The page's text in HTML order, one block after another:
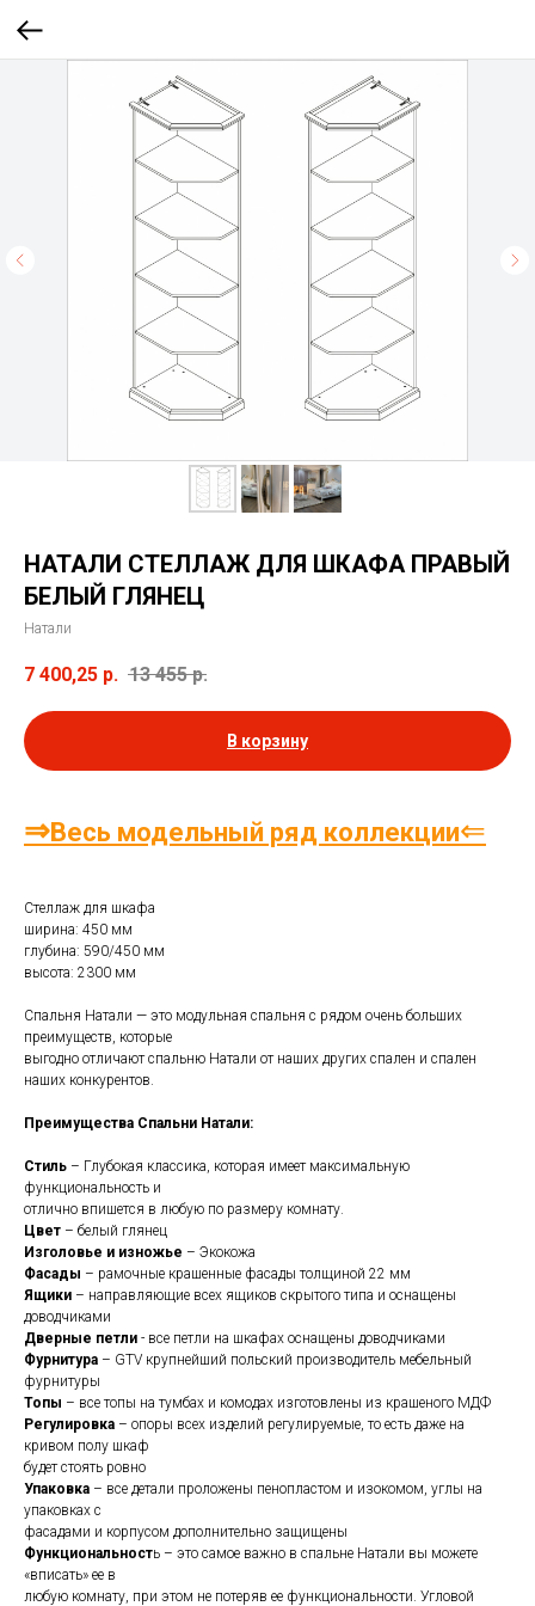
НАТАЛИ СТЕЛЛАЖ ДЛЯ ШКАФА ПРАВЫЙ
БЕЛЫЙ ГЛЯНЕЦ
Натали
7 400,25 р. 13 455 р.
В корзину
⇒Весь модельный ряд коллекции⇐
Стеллаж для шкафа
ширина: 450 мм
глубина: 590/450 мм
высота: 2300 мм
Спальня Натали — это модульная спальня с рядом очень больших
преимуществ, которые
выгодно отличают спальню Натали от наших других спален и спален
наших конкурентов.
Преимущества Спальни Натали:
Стиль – Глубокая классика, которая имеет максимальную
функциональность и
отлично впишется в любую по размеру комнату.
Цвет – белый глянец
Изголовье и изножье – Экокожа
Фасады – рамочные крашенные фасады толщиной 22 мм
Ящики – направляющие всех ящиков скрытого типа и оснащены
доводчиками
Дверные петли - все петли на шкафах оснащены доводчиками
Фурнитура – GTV крупнейший польский производитель мебельный
фурнитуры
Топы – все топы на тумбах и комодах изготовлены из крашеного МДФ
Регулировка – опоры всех изделий регулируемые, то есть даже на
кривом полу шкаф
будет стоять ровно
Упаковка – все детали проложены пенопластом и изокомом, углы на
упаковках с
фасадами и корпусом дополнительно защищены
Функциональность – это самое важно в спальне Натали вы можете
«вписать» ее в
любую комнату, при этом не потеряв ее функциональности. Угловой